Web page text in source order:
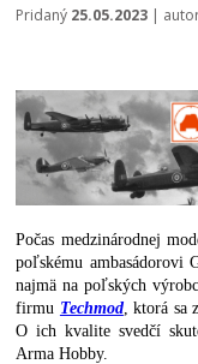
Pridaný 25.05.2023 |
Počas medzinárodnej
poľskému ambasádorovi
najmä na poľských
firmu Techmod, ktorá sa
O ich kvalite svedčí
Arma Hobby.